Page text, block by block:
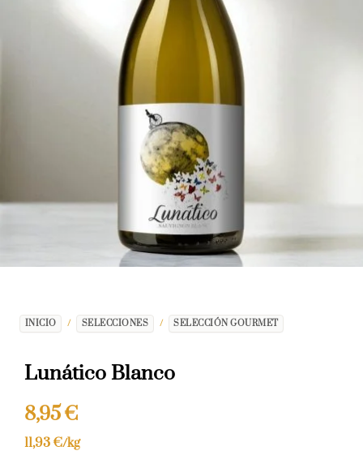
INICIO / SELECCIONES / SELECCIÓN GOURMET
Lunático Blanco
8,95€
11,93 €/kg